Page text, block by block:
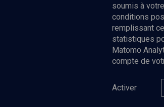
soumis à
conditions
remplissant
statistiques
Matomo
compte de
Activer